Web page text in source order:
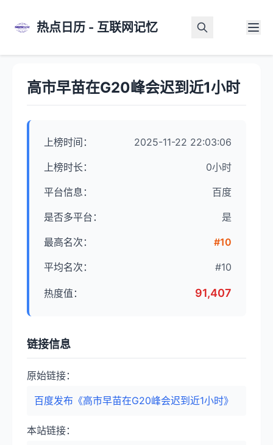
热点日历 - 互联网记忆
高市早苗在G20峰会迟到近1小时
上榜时间： 2025-11-22 22:03:06
上榜时长： 0小时
平台信息： 百度
是否多平台： 是
最高名次： #10
平均名次： #10
热度值： 91,407
链接信息
原始链接：
百度发布《高市早苗在G20峰会迟到近1小时》
本站链接：